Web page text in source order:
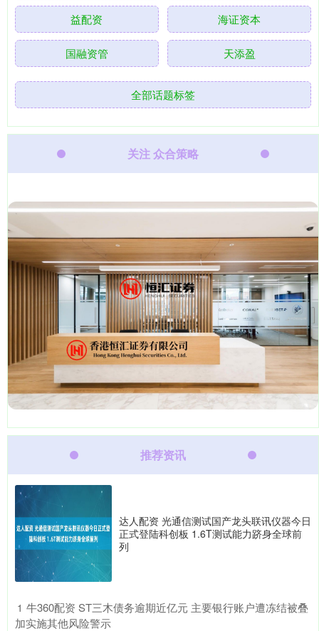
益配资 海证资本
国融资管 天添盈
全部话题标签
关注 众合策略
推荐资讯
达人配资 光通信测试国产龙头联讯仪器今日
正式登陆科创板 1.6T测试能力跻身全球前
列
1 ​牛360配资 ST三木债务逾期近亿元 主要银行账户遭冻结被叠
加实施其他风险警示